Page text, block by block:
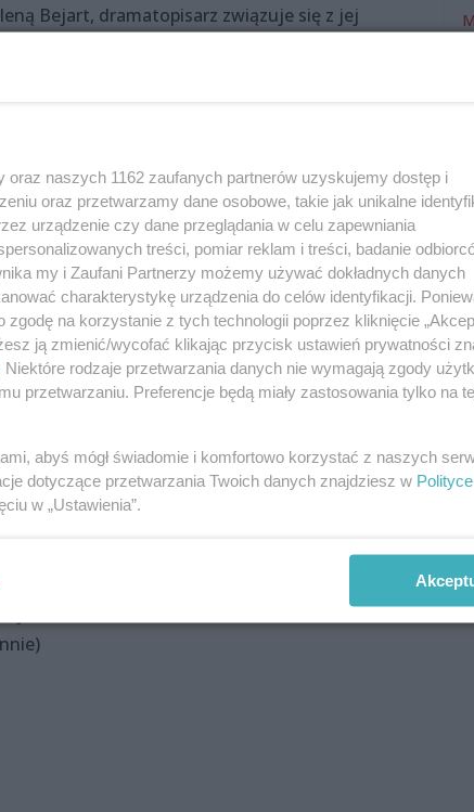
Bejart, dramatopisarz związuje się z jej
wierna. Do tego po Paryżu zaczyna krążyć
się o tym, że Armanda jest córką Magdaleny
teatralnej trupy na prowincję.
Piotr Bumaj, Michał Janicki, Sławomir
Aleksander Różanek, Marcin Sztendel,
oraz naszych 1162 zaufanych partnerów uzyskujemy dostęp i
oraz przetwarzamy dane osobowe, takie jak unikalne
urządzenie czy dane przeglądania w celu zapewniania
treści, pomiar reklam i treści, badanie
my i Zaufani Partnerzy możemy używać dokładnych danych
charakterystykę urządzenia do celów identyfikacji.
na korzystanie z tych technologii poprzez kliknięcie
ją zmienić/wycofać klikając przycisk ustawień prywatności
. Niektóre rodzaje przetwarzania danych nie wymagają zgody
przetwarzaniu. Preferencje będą miały zastosowania tylko na
abyś mógł świadomie i komfortowo korzystać z naszych
dotyczące przetwarzania Twoich danych znajdziesz w Polityce
w „Ustawienia”.